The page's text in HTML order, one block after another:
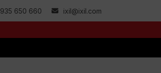
935 650 660 ixil@ixil.com